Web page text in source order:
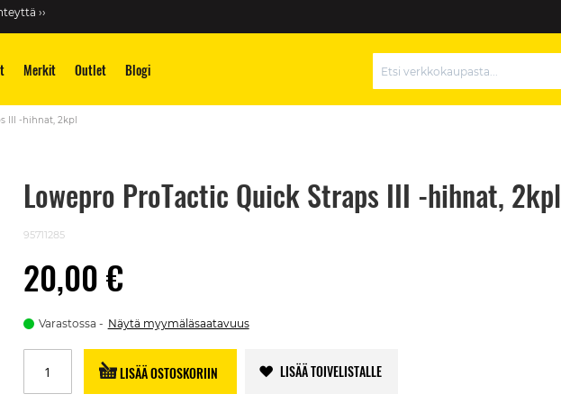
››
Merkit Outlet Blogi
III -hihnat, 2kpl
Lowepro ProTactic Quick Straps III -hihnat, 2kpl
95711285
20,00 €
Varastossa Näytä myymäläsaatavuus
LISÄÄ OSTOSKORIIN LISÄÄ TOIVELISTALLE